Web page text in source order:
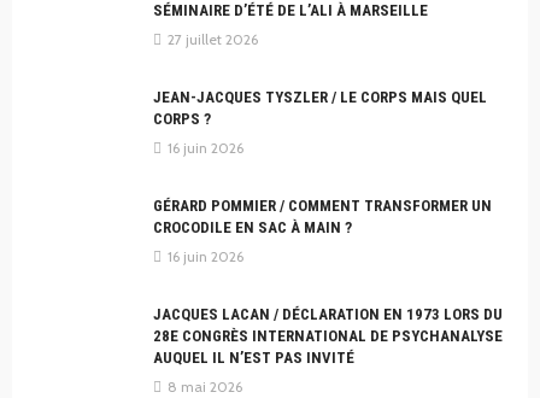
SÉMINAIRE D’ÉTÉ DE L’ALI À MARSEILLE
27 juillet 2026
JEAN-JACQUES TYSZLER / LE CORPS MAIS QUEL
CORPS ?
16 juin 2026
GÉRARD POMMIER / COMMENT TRANSFORMER UN
CROCODILE EN SAC À MAIN ?
16 juin 2026
JACQUES LACAN / DÉCLARATION EN 1973 LORS DU
28E CONGRÈS INTERNATIONAL DE PSYCHANALYSE
AUQUEL IL N’EST PAS INVITÉ
8 mai 2026